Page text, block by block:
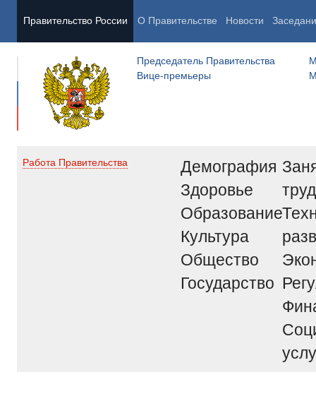
Правительство России О Правительстве Новости
Председатель Правительства
Вице-премьеры
Работа Правительства
Демография
Здоровье
Образование
Культура
Общество
Государство
труд